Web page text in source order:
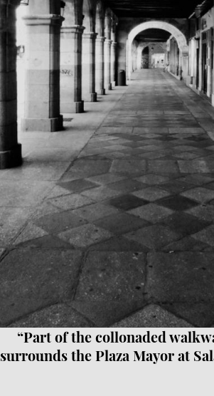
“Part of the collonaded
surrounds the Plaza Mayor at